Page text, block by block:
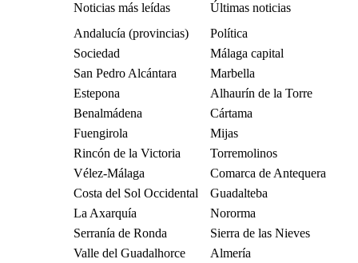
Noticias más leídas
Últimas noticias
Andalucía (provincias)
Política
Sociedad
Málaga capital
San Pedro Alcántara
Marbella
Estepona
Alhaurín de la Torre
Benalmádena
Cártama
Fuengirola
Mijas
Rincón de la Victoria
Torremolinos
Vélez-Málaga
Comarca de Antequera
Costa del Sol Occidental
Guadalteba
La Axarquía
Nororma
Serranía de Ronda
Sierra de las Nieves
Valle del Guadalhorce
Almería